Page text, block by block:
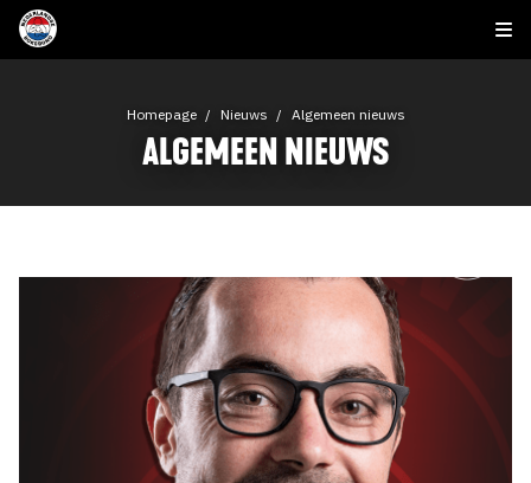
Homepage Nieuws Algemeen nieuws
ALGEMEEN NIEUWS